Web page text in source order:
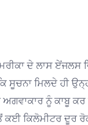
ਦੇ ਲਾਸ ਏਂਜਲਸ
ਮਿਲਦੇ ਹੀ
ਅਗਵਾਕਾਰ ਨੂੰ ਕਾਬੂ
ਕਈ ਕਿਲੋਮੀਟਰ ਦੂਰ